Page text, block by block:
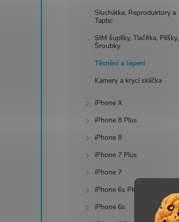
Sluchátka, Reproduktory a
Taptic
SIM šuplíky, Tlačítka, Plíšky,
Šroubky
Těsnění a lepení
Kamery a krycí sklíčka
iPhone X
iPhone 8 Plus
iPhone 8
iPhone 7 Plus
iPhone 7
iPhone 6s Plus
iPhone 6s